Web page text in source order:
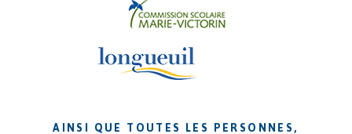
AINSI QUE TOUTES LES PERSONNES,